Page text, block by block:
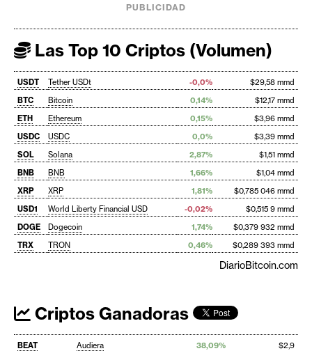
PUBLICIDAD
Las Top 10 Criptos (Volumen)
USDT Tether USDt -0,0%
$29,58 mmd
BTC
Bitcoin 0,14%
$12,17 mmd
ETH
Ethereum 0,15%
$3,96 mmd
USDC
USDC 0,0%
$3,39 mmd
SOL
Solana 2,87%
$1,51 mmd
BNB
BNB 1,66%
$1,04 mmd
XRP
XRP 1,81%
$0,785 046 mmd
USD1
World Liberty Financial USD -0,02%
$0,515 9 mmd
DOGE
Dogecoin 1,74%
$0,379 932 mmd
TRX
TRON 0,46% $0,289 393 mmd
DiarioBitcoin.com
Criptos Ganadoras
BEAT Audiera 38,09%
$2,9